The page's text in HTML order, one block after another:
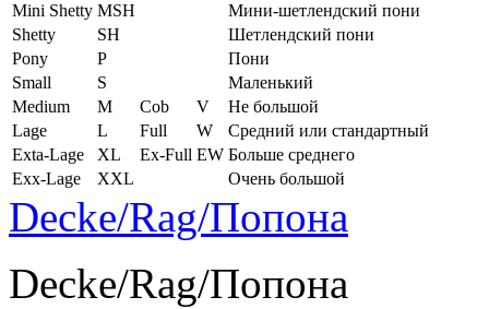
Mini Shetty MSH
Мини-шетлендский пони
Shetty
SH
Шетлендский пони
Pony
P
Пони
Small
S
Маленький
Medium
M Cob V
Не большой
Lage
L Full W
Средний или стандартный
Exta-Lage
XL Ex-Full EW Больше среднего
Exx-Lage
XXL Очень большой
Decke/Rag/Попона
Decke/Rag/Попона